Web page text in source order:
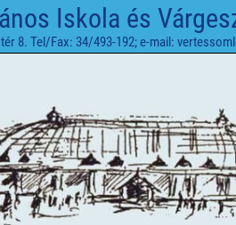
Iskola és
8. Tel/Fax: 34/493-192; e-mail: